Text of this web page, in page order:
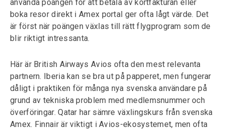
använda poängen för att betala av kortfakturan eller
boka resor direkt i Amex portal ger ofta lågt värde. Det
är först när poängen växlas till rätt flygprogram som de
blir riktigt intressanta.
Här är British Airways Avios ofta den mest relevanta
partnern. Iberia kan se bra ut på papperet, men fungerar
dåligt i praktiken för många nya svenska användare på
grund av tekniska problem med medlemsnummer och
överföringar. Qatar har sämre växlingskurs från svenska
Amex. Finnair är viktigt i Avios-ekosystemet, men ofta